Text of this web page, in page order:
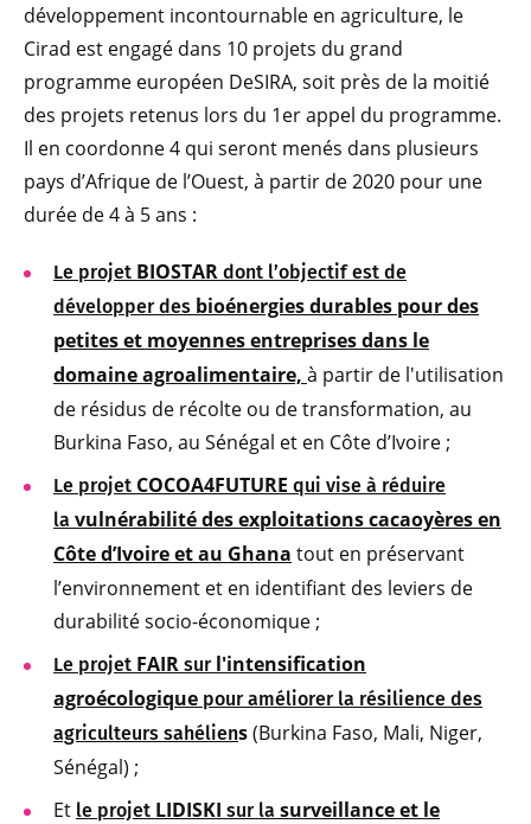
développement incontournable en agriculture, le
Cirad est engagé dans 10 projets du grand
programme européen DeSIRA, soit près de la moitié
des projets retenus lors du 1er appel du programme.
Il en coordonne 4 qui seront menés dans plusieurs
pays d’Afrique de l’Ouest, à partir de 2020 pour une
durée de 4 à 5 ans :
Le projet BIOSTAR dont l’objectif est de
développer des bioénergies durables pour des
petites et moyennes entreprises dans le
domaine agroalimentaire, à partir de l'utilisation
de résidus de récolte ou de transformation, au
Burkina Faso, au Sénégal et en Côte d’Ivoire ;
Le projet COCOA4FUTURE qui vise à réduire
la vulnérabilité des exploitations cacaoyères en
Côte d’Ivoire et au Ghana tout en préservant
l’environnement et en identifiant des leviers de
durabilité socio-économique ;
Le projet FAIR sur l'intensification
agroécologique pour améliorer la résilience des
agriculteurs sahéliens(Burkina Faso, Mali, Niger,
Sénégal) ;
Et le projet LIDISKI sur la surveillance et le